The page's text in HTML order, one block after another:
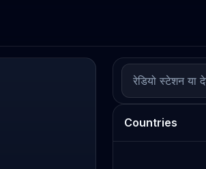
Countries